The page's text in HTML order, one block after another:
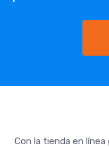
Con la tienda en